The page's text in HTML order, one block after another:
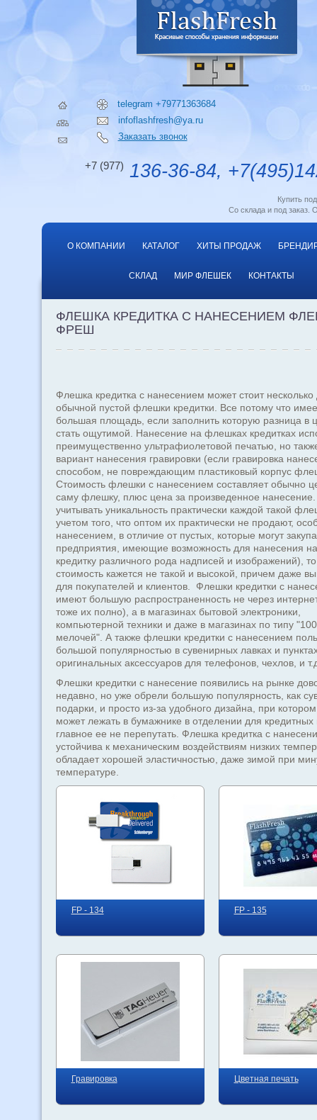
telegram +79771363684
infoflashfresh@ya.ru
Заказать звонок
+7 (977) 136-36-84,
Купить
Со склада и под заказ.
О КОМПАНИИ КАТАЛОГ ХИТЫ ПРОДАЖ
СКЛАД МИР ФЛЕШЕК КОНТАКТЫ
ФЛЕШКА КРЕДИТКА С НАНЕСЕНИЕМ
ФРЕШ
Флешка кредитка с нанесением может стоит
обычной пустой флешки кредитки. Все потому что
большая площадь, если заполнить которую разница в
стать ощутимой. Нанесение на флешках кредитках
преимущественно ультрафиолетовой печатью, но
вариант нанесения гравировки (если гравировка
способом, не повреждающим пластиковый корпус
Стоимость флешки с нанесением составляет обычно
саму флешку, плюс цена за произведенное
учитывать уникальность практически каждой такой
учетом того, что оптом их практически не продают,
нанесением, в отличие от пустых, которые могут
предприятия, имеющие возможность для нанесения
кредитку различного рода надписей и изображений),
стоимость кажется не такой и высокой, причем даже
для покупателей и клиентов. Флешки кредитки с
имеют большую распространенность не через
тоже их полно), а в магазинах бытовой электроники,
компьютерной техники и даже в магазинах по типу
мелочей". А также флешки кредитки с нанесением
большой популярностью в сувенирных лавках и
оригинальных аксессуаров для телефонов, чехлов, и
Флешки кредитки с нанесение появились на рынке
недавно, но уже обрели большую популярность, как
подарки, и просто из-за удобного дизайна, при
может лежать в бумажнике в отделении для кредитных
главное ее не перепутать. Флешка кредитка с
устойчива к механическим воздействиям низких
обладает хорошей эластичностью, даже зимой при
температуре.
FP - 134 FP - 135
Гравировка Цветная печать